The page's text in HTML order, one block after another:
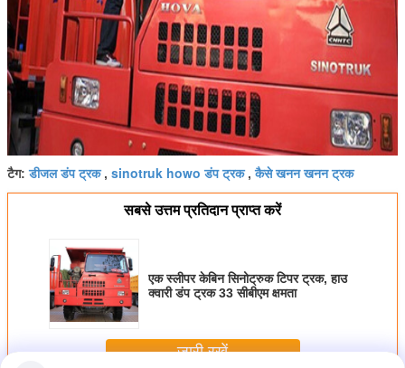
टैग:डीजल डंप ट्रक, sinotruk howo डंप ट्रक,कैसे खनन खनन ट्रक
सबसे उत्तम प्रतिदान प्राप्त करें
एक स्लीपर केबिन सिनोट्रुक टिपर ट्रक, हाउ
क्वारी डंप ट्रक 33 सीबीएम क्षमता
जारी रखें